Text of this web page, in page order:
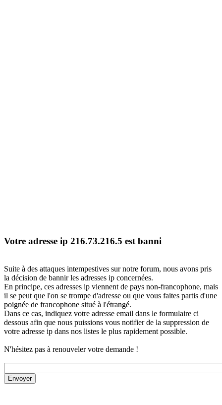
Votre adresse ip 216.73.216.5 est banni
Suite à des attaques intempestives sur notre forum, nous avons pris
la décision de bannir les adresses ip concernées.
En principe, ces adresses ip viennent de pays non-francophone, mais
il se peut que l'on se trompe d'adresse ou que vous faites partis d'une
poignée de francophone situé à l'étrangé.
Dans ce cas, indiquez votre adresse email dans le formulaire ci
dessous afin que nous puissions vous notifier de la suppression de
votre adresse ip dans nos listes le plus rapidement possible.
N'hésitez pas à renouveler votre demande !